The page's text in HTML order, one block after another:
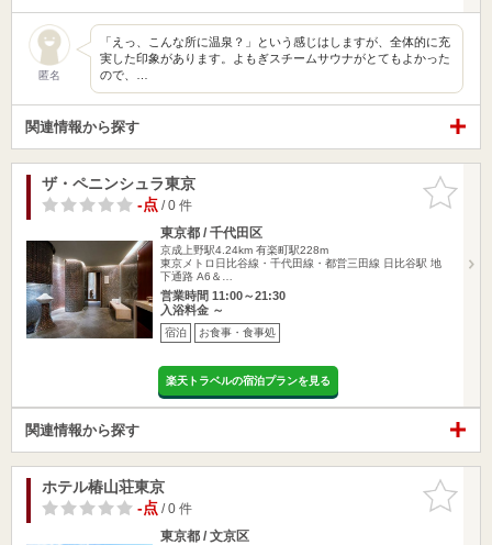
匿名
「えっ、こんな所に温泉？」という感じはしますが、全体的に充
実した印象があります。よもぎスチームサウナがとてもよかった
ので、…
関連情報から探す
お気に入
りに追加
ザ・ペニンシュラ東京
-点/ 0 件
東京都 / 千代田区
京成上野駅4.24km 有楽町駅228m
東京メトロ日比谷線・千代田線・都営三田線 日比谷駅 地
下通路 A6＆…
営業時間 11:00～21:30
入浴料金 ～
宿泊 お食事・食事処
楽天トラベルの宿泊プランを見る
関連情報から探す
お気に入
りに追加
ホテル椿山荘東京
-点/ 0 件
東京都 / 文京区